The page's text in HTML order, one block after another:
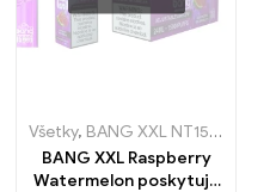
Jednorazové e-cigaretky,
Všetky, BANG XXL NT15000
BANG XXL Raspberry
Watermelon poskytuje